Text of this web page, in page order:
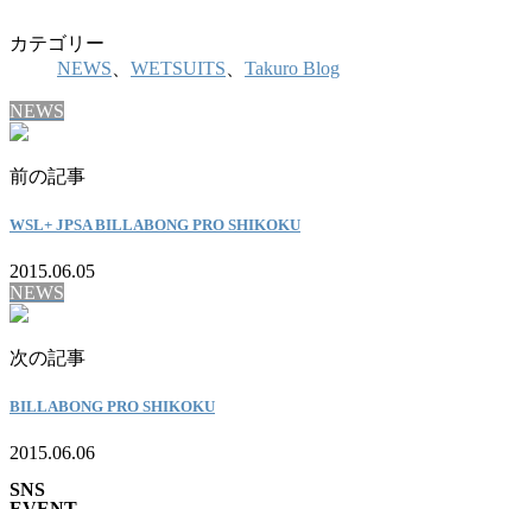
カテゴリー
NEWS
WETSUITS Takuro Blog
NEWS
前の記事
WSL+ JPSA BILLABONG PRO SHIKOKU
2015.06.05
NEWS
次の記事
BILLABONG PRO SHIKOKU
2015.06.06
SNS